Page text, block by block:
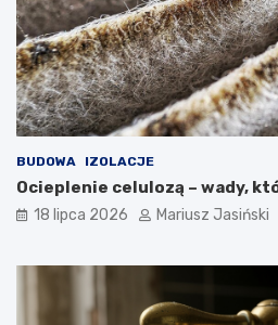
BUDOWA IZOLACJE
Ocieplenie celulozą – wady,
18 lipca 2026 Mariusz Jasiński